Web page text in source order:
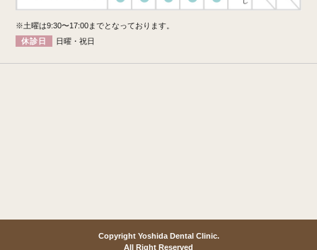
※土曜は9:30〜17:00までとなっております。
休診日
日曜・祝日
Copyright Yoshida Dental Clinic.
All Right Reserved